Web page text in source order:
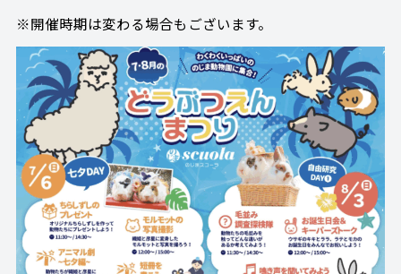
※開催時期は変わる場合もございます。